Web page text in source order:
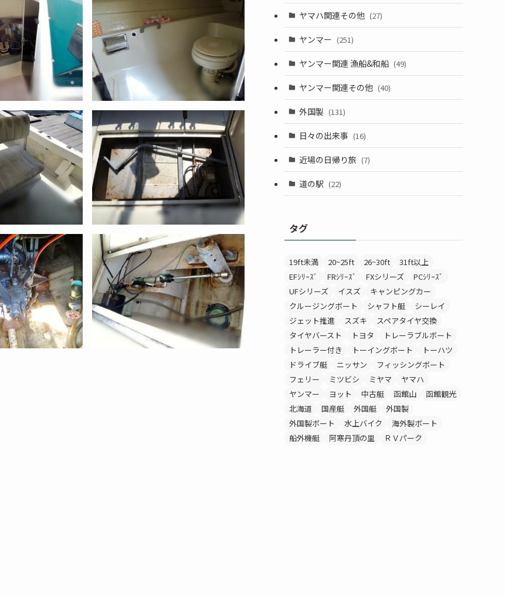
ヤマハ関連その他 (27)
ヤンマー (251)
ヤンマー関連 漁船&和船 (49)
ヤンマー関連その他 (40)
外国製 (131)
日々の出来事 (16)
近場の日帰り旅 (7)
道の駅 (22)
タグ
19ft未満 20~25ft 26~30ft
31ft以上
EFｼﾘｰｽﾞ
FRｼﾘｰｽﾞ FXシリーズ
PCｼﾘｰｽﾞ
UFシリーズ
イスズ
キャンピングカー
クルージングボート
シャフト艇
シーレイ
ジェット推進
スズキ
スペアタイヤ交換
タイヤバースト
トヨタ
トレーラブルボート
トレーラー付き
トーイングボート
トーハツ
ドライブ艇
ニッサン
フィッシングボート
フェリー
ミツビシ ミヤマ
ヤマハ
ヤンマー
ヨット 中古艇 函館山
函館観光
北海道
国産艇 外国艇
外国製
外国製ボート
水上バイク
海外製ボート
船外機艇
阿寒丹頂の里 ＲＶパーク